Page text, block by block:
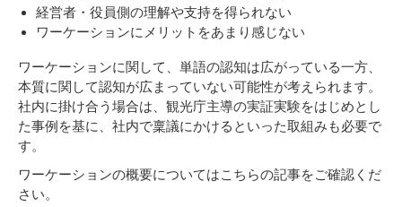
経営者・役員側の理解や支持を得られない
ワーケーションにメリットをあまり感じない
ワーケーションに関して、単語の認知は広がっている一方、
本質に関して認知が広まっていない可能性が考えられます。
社内に掛け合う場合は、観光庁主導の実証実験をはじめとし
た事例を基に、社内で稟議にかけるといった取組みも必要で
す。
ワーケーションの概要についてはこちらの記事をご確認くだ
さい。